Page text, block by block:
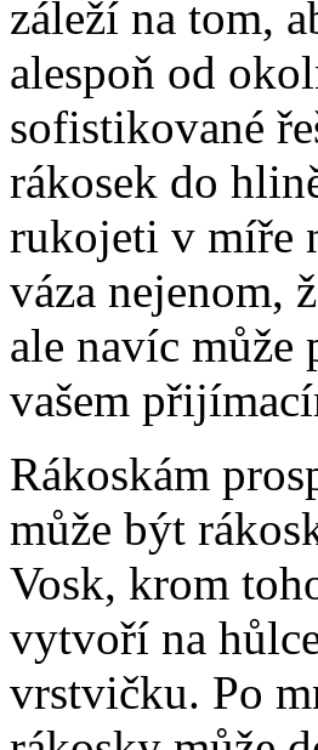
záleží na tom,
alespoň od
sofistikované
rákosek do
rukojeti v míře
váza nejenom,
ale navíc
vašem
Rákoskám
může být
Vosk, krom
vytvoří na
vrstvičku. Po